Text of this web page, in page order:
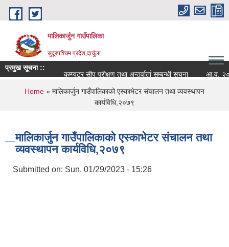
Skip to main content
मालिकार्जुन गाउँपालिका
सुदूरपश्चिम प्रदेश,दार्चुला
प्रमुख सूचना ::
कम्प्युटर सीप परीक्षण तथा अन्तर्वार्ता सम्बन्धी सूचना
आ.व. २०८२/
You are here
Home » मालिकार्जुन गाउँपालिकाको एस्काभेटर संचालन तथा व्यवस्थापन
कार्यविधि,२०७९
मालिकार्जुन गाउँपालिकाको एस्काभेटर संचालन तथा
व्यवस्थापन कार्यविधि,२०७९
Submitted on: Sun, 01/29/2023 - 15:26